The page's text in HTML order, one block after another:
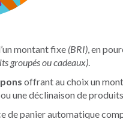
montant fixe (BRI), en
groupés ou cadeaux).
offrant au choix un
une déclinaison de
de panier automatique